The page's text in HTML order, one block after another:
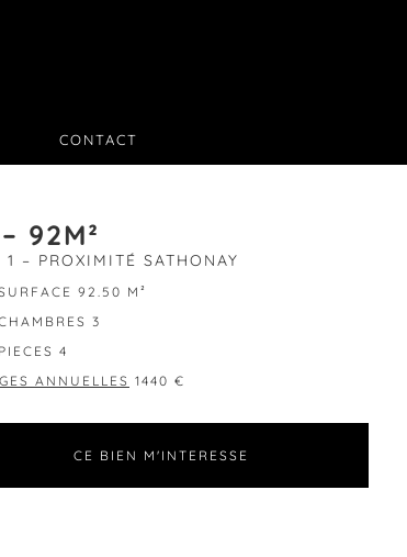
CONTACT
92M²
1 – PROXIMITÉ SATHONAY
92.50 M²
3
PIECES 4
ANNUELLES 1440 €
CE BIEN M'INTERESSE